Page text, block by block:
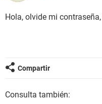
Hola, olvide mi
Compartir
Consulta también: